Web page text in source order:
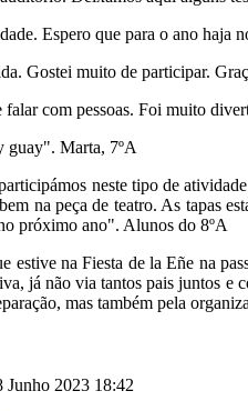
Espero que para o ano haja
Gostei muito de participar.
com pessoas. Foi muito
guay". Marta, 7ºA
neste tipo de
na peça de teatro. As tapas
próximo ano". Alunos do 8ºA
estive na Fiesta de la Eñe na
já não via tantos pais juntos e
mas também pela
Junho 2023 18:42